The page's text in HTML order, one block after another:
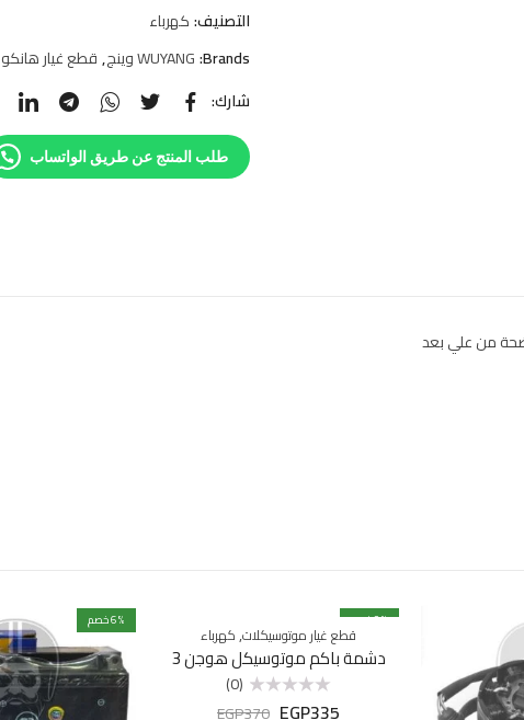
التصنيف:كهرباء
Brands: WUYANG وينج ,قطع غيار هانكو
شارك:
طلب المنتج عن طريق الواتساب
من علي بعد
9% خصم
قطع غيار موتوسيكلات,كهرباء
دشمة باكم موتوسيكل هوجن 3
التقييم
(0)
EGP335
EGP370
6% خصم